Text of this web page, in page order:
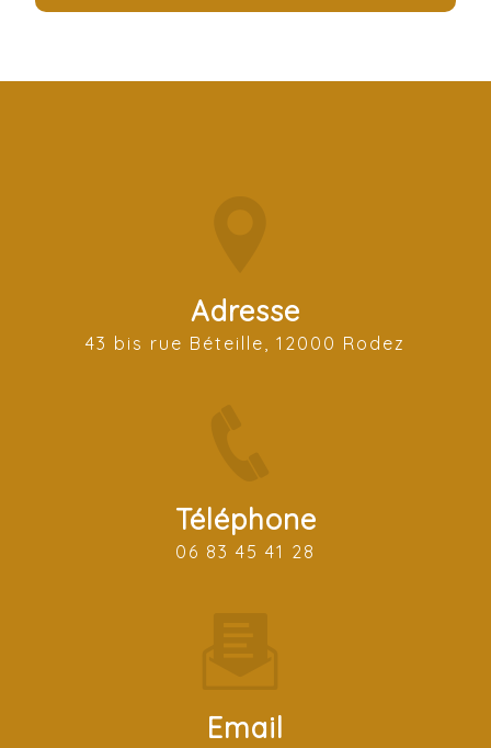
Adresse
43 bis rue Béteille, 12000 Rodez
Téléphone
06 83 45 41 28
Email